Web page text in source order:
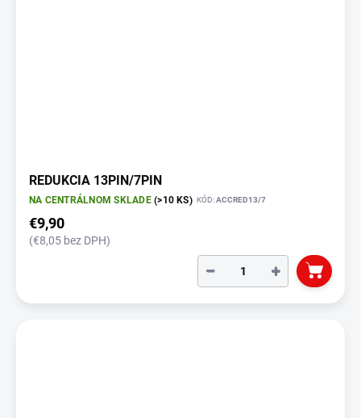
REDUKCIA 13PIN/7PIN
NA CENTRÁLNOM SKLADE(>10 KS) KÓD:ACCRED13/7
€9,90
(€8,05 bez DPH)
+
−